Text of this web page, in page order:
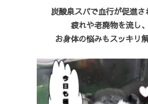
炭酸泉スパで血行が促進さ
疲れや老廃物を流し、
お身体の悩みもスッキリ